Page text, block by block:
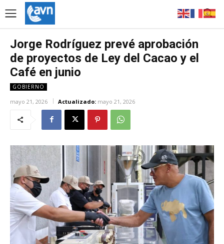
Jorge Rodríguez prevé aprobación
de proyectos de Ley del Cacao y el
Café en junio
GOBIERNO
mayo 21, 2026 Actualizado: mayo 21, 2026